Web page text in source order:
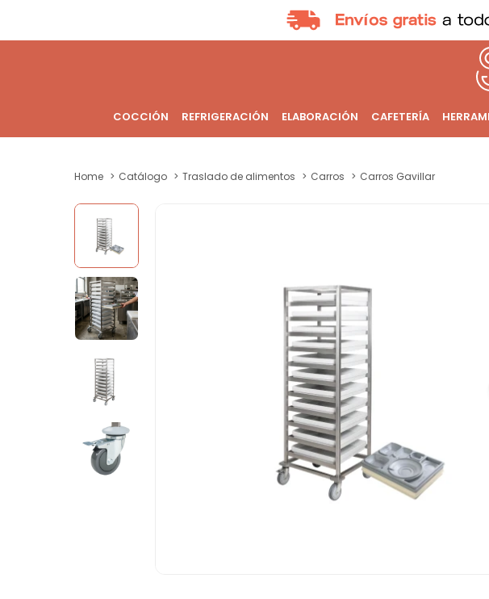
COCCIÓN REFRIGERACIÓN ELABORACIÓN CAFETERÍA
Home Catálogo Traslado de alimentos Carros Carros Gavillar